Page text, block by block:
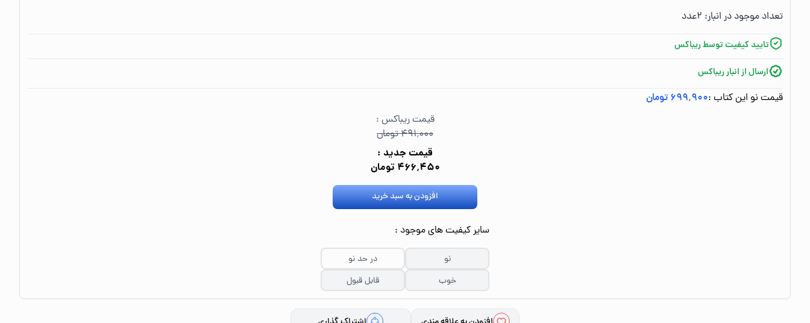
تعداد موجود در انبار:‌ ۲عدد
تایید کیفیت توسط ریباکس
ارسال از انبار ریباکس
قیمت نو این کتاب :۶۹۹٬۹۰۰ تومان
قیمت ریباکس :
۴۹۱٬۰۰۰ تومان
قیمت جدید :
۴۶۶٬۴۵۰ تومان
افزودن به سبد خرید
سایر کیفیت های موجود :
نو
در حد نو
خوب
قابل قبول